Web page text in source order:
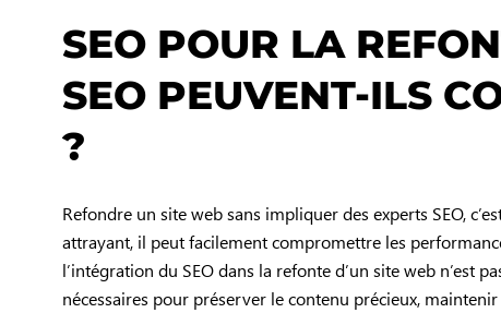
SEO POUR LA
SEO PEUVENT-ILS
?
Refondre un site web sans impliquer des experts SEO,
attrayant, il peut facilement compromettre les
l’intégration du SEO dans la refonte d’un site web n’est
nécessaires pour préserver le contenu précieux,